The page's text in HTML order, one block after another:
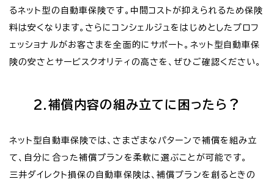
るネット型の自動車保険です。中間コストが抑えられるため保険
料は安くなります。さらにコンシェルジュをはじめとしたプロフ
ェッショナルがお客さまを全面的にサポート。ネット型自動車保
険の安さとサービスクオリティの高さを、ぜひご確認ください。
2.補償内容の組み立てに困ったら？
ネット型自動車保険では、さまざまなパターンで補償を組み立
て、自分に合った補償プランを柔軟に選ぶことが可能です。
三井ダイレクト損保の自動車保険は、補償プランを創るときの